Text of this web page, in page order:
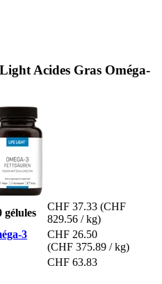
Acides Gras Oméga-
CHF 37.33 (CHF
829.56 / kg)
3
CHF 26.50
(CHF 375.89 / kg)
CHF 63.83